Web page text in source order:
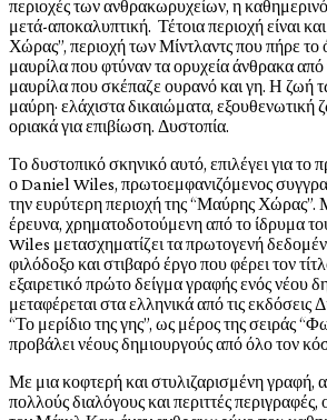
περιοχές των ανθρακωρυχείων, η
μετά-αποκαλυπτική. Τέτοια περιοχή είναι
Χώρας”, περιοχή των Μίντλαντς που πήρε το
μαυρίλα που φτύναν τα ορυχεία άνθρακα από
μαυρίλα που σκέπαζε ουρανό και γη. Η ζωή
μαύρη· ελάχιστα δικαιώματα, εξουθενωτική
οριακά για επιβίωση. Δυστοπία.
Το δυστοπικό σκηνικό αυτό, επιλέγει για
ο Daniel Wiles, πρωτοεμφανιζόμενος
την ευρύτερη περιοχή της “Μαύρης
έρευνα, χρηματοδοτούμενη από το ίδρυμα
Wiles μετασχηματίζει τα πρωτογενή
φιλόδοξο και στιβαρό έργο που φέρει τον
εξαιρετικό πρώτο δείγμα γραφής ενός νέου
μεταφέρεται στα ελληνικά από τις εκδόσεις
“Το μερίδιο της γης”, ως μέρος της σειράς
προβάλει νέους δημιουργούς από όλο τον
Με μια κοφτερή και στυλιζαρισμένη
πολλούς διαλόγους και περιττές